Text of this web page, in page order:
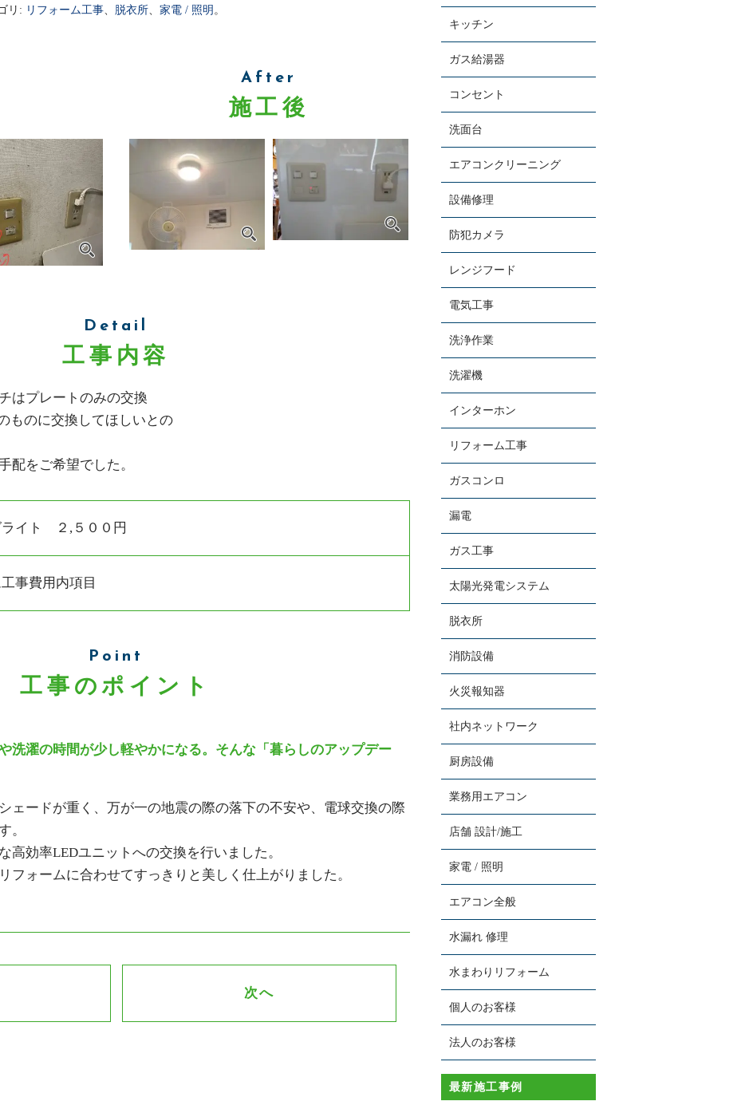
アクセス
よくある質問
お問い合わせ
CONTACT
当社がそのお悩みを何とかします
0742-77-7006
受付時間：8:30～17:30（月～土曜）
リ: リフォーム工事、 脱衣所、 家電 / 照明 。
After
施工後
Detail
工事内容
はプレートのみの交換
ものに交換してほしいとの
配をご希望でした。
ライト ２,５００円
事費用内項目
Point
工事のポイント
洗濯の時間が少し軽やかになる。そんな「暮らしのアップデー
ェードが重く、万が一の地震の際の落下の不安や、電球交換の際
。
高効率LEDユニットへの交換を行いました。
フォームに合わせてすっきりと美しく仕上がりました。
次へ
キッチン
ガス給湯器
コンセント
洗面台
エアコンクリーニング
設備修理
防犯カメラ
レンジフード
電気工事
洗浄作業
洗濯機
インターホン
リフォーム工事
ガスコンロ
漏電
ガス工事
太陽光発電システム
脱衣所
消防設備
火災報知器
社内ネットワーク
厨房設備
業務用エアコン
店舗 設計/施工
家電 / 照明
エアコン全般
水漏れ 修理
水まわりリフォーム
個人のお客様
法人のお客様
最新施工事例